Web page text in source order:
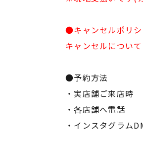
●キャンセルポリシ
キャンセルについ
●予約方法
・実店舗ご来店時
・各店舗へ電話
・インスタグラム